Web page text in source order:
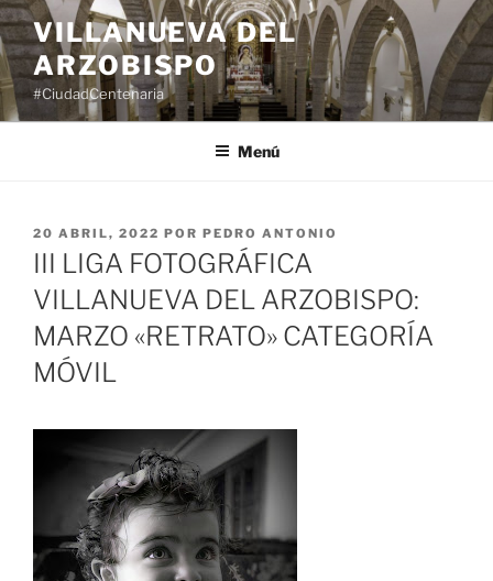
Saltar
al
contenido
VILLANUEVA DEL
ARZOBISPO
#CiudadCentenaria
Menú
PUBLICADO
EL
20 ABRIL, 2022 POR PEDRO ANTONIO
III LIGA FOTOGRÁFICA
VILLANUEVA DEL ARZOBISPO:
MARZO «RETRATO» CATEGORÍA
MÓVIL